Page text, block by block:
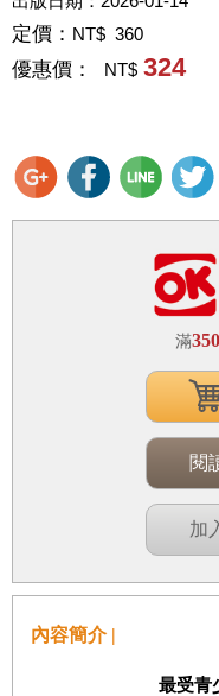
定價： NT$ 360
優惠價： NT$ 324
滿
閱
加
內容簡介 |
最受青